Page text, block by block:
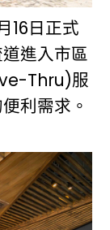
16日正式
進入市區
Thru)服
利需求。